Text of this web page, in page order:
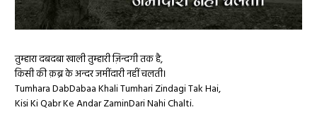
तुम्हारा दबदबा खाली तुम्हारी ज़िन्दगी तक है,
किसी की क़ब्र के अन्दर जमींदारी नहीं चलती।
Tumhara DabDabaa Khali Tumhari Zindagi Tak Hai,
Kisi Ki Qabr Ke Andar ZaminDari Nahi Chalti.